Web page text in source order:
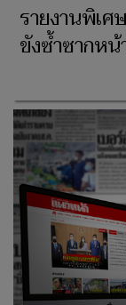
รายงานพิเ
ขังซ้ำซากห